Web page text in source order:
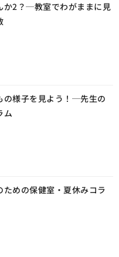
か2？─教室でわがままに見
の様子を見よう！─先生の
ム
ための保健室・夏休みコラ